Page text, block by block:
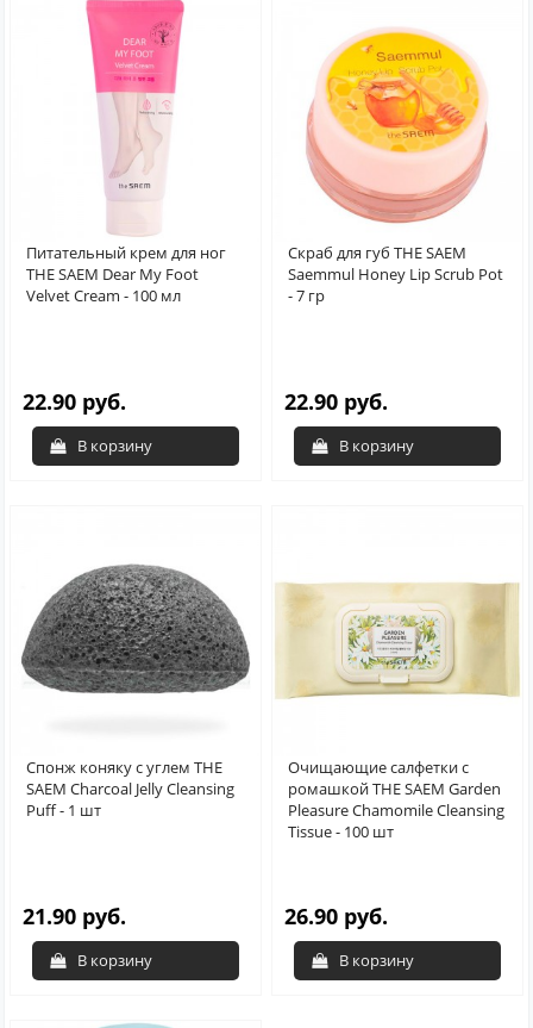
Питательный крем для ног
THE SAEM Dear My Foot
Velvet Cream - 100 мл
22.90 руб.
В корзину
Скраб для губ THE SAEM
Saemmul Honey Lip Scrub Pot
- 7 гр
22.90 руб.
В корзину
Спонж коняку с углем THE
SAEM Charcoal Jelly Cleansing
Puff - 1 шт
21.90 руб.
В корзину
Очищающие салфетки с
ромашкой THE SAEM Garden
Pleasure Chamomile Cleansing
Tissue - 100 шт
26.90 руб.
В корзину